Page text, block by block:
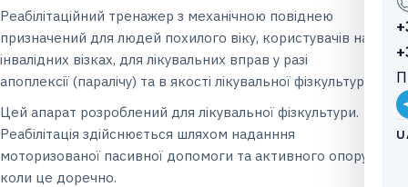
Реабілітаційний тренажер з механічною повіднею
призначений для людей похилого віку, користувачів на
інвалідних візках, для лікувальних вправ у разі
апоплексії (паралічу) та в якості лікувальної фізкультури.
Цей апарат розроблений для лікувальної фізкультури.
Реабілітація здійснюється шляхом наданння
моторизованої пасивної допомоги та активного опору,
коли це доречно.